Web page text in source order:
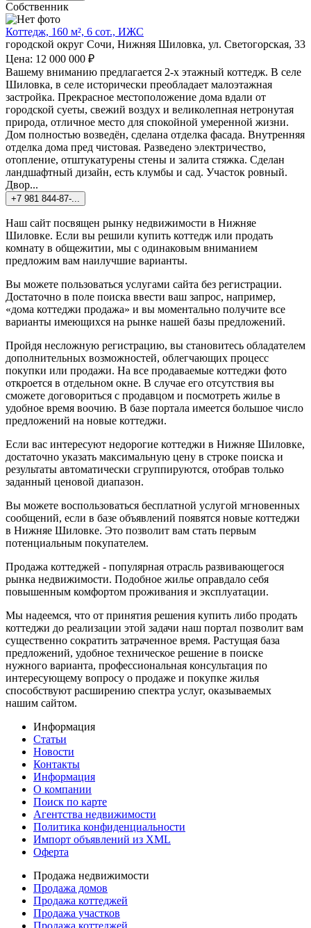
Собственник
Коттедж, 160 м², 6 сот., ИЖС
городской округ Сочи, Нижняя Шиловка, ул. Светогорская, 33
Цена: 12 000 000 ₽
Вашему вниманию предлагается 2-х этажный коттедж. В селе
Шиловка, в селе исторически преобладает малоэтажная
застройка. Прекрасное местоположение дома вдали от
городской суеты, свежий воздух и великолепная нетронутая
природа, отличное место для спокойной умеренной жизни.
Дом полностью возведён, сделана отделка фасада. Внутренняя
отделка дома пред чистовая. Разведено электричество,
отопление, отштукатурены стены и залита стяжка. Сделан
ландшафтный дизайн, есть клумбы и сад. Участок ровный.
Двор...
+7 981 844-87-...
Наш сайт посвящен рынку недвижимости в Нижняе
Шиловке. Если вы решили купить коттедж или продать
комнату в общежитии, мы с одинаковым вниманием
предложим вам наилучшие варианты.
Вы можете пользоваться услугами сайта без регистрации.
Достаточно в поле поиска ввести ваш запрос, например,
«дома коттеджи продажа» и вы моментально получите все
варианты имеющихся на рынке нашей базы предложений.
Пройдя несложную регистрацию, вы становитесь обладателем
дополнительных возможностей, облегчающих процесс
покупки или продажи. На все продаваемые коттеджи фото
откроется в отдельном окне. В случае его отсутствия вы
сможете договориться с продавцом и посмотреть жилье в
удобное время воочию. В базе портала имеется большое число
предложений на новые коттеджи.
Если вас интересуют недорогие коттеджи в Нижняе Шиловке,
достаточно указать максимальную цену в строке поиска и
результаты автоматически сгруппируются, отобрав только
заданный ценовой диапазон.
Вы можете воспользоваться бесплатной услугой мгновенных
сообщений, если в базе объявлений появятся новые коттеджи
в Нижняе Шиловке. Это позволит вам стать первым
потенциальным покупателем.
Продажа коттеджей - популярная отрасль развивающегося
рынка недвижимости. Подобное жилье оправдало себя
повышенным комфортом проживания и эксплуатации.
Мы надеемся, что от принятия решения купить либо продать
коттеджи до реализации этой задачи наш портал позволит вам
существенно сократить затраченное время. Растущая база
предложений, удобное техническое решение в поиске
нужного варианта, профессиональная консультация по
интересующему вопросу о продаже и покупке жилья
способствуют расширению спектра услуг, оказываемых
нашим сайтом.
Информация
Статьи
Новости
Контакты
Информация
О компании
Поиск по карте
Агентства недвижимости
Политика конфиденциальности
Импорт объявлений из XML
Оферта
Продажа недвижимости
Продажа домов
Продажа коттеджей
Продажа участков